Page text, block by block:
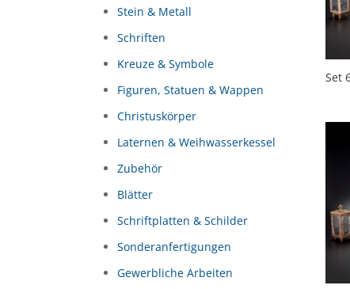
Stein & Metall
Schriften
Kreuze & Symbole
Figuren, Statuen & Wappen
Christuskörper
Laternen & Weihwasserkessel
Zubehör
Blätter
Schriftplatten & Schilder
Sonderanfertigungen
Gewerbliche Arbeiten
Set